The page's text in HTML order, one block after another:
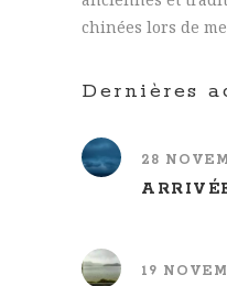
chinées lors de
Dernières
28
19